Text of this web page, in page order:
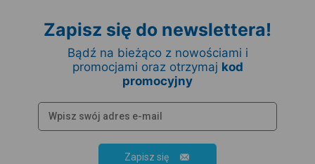
Zapisz się do newslettera!
Bądź na bieżąco z nowościami i
promocjami oraz otrzymaj kod
promocyjny
Zapisz się